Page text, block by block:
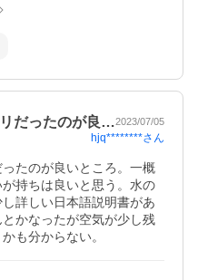
だったのが良…2023/07/05
hjq********さん
たのが良いところ。一概
持ちは良いと思う。水の
詳しい日本語説明書があ
かなったが空気が少し残
も分からない。